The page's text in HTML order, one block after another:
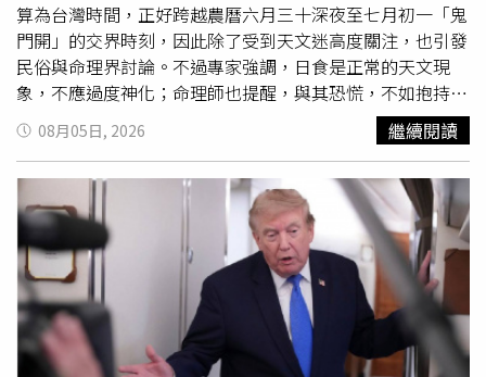
／綜藝玩很大提供）
算為台灣時間，正好跨越農曆六月三十深夜至七月初一「鬼
門開」的交界時刻，因此除了受到天文迷高度關注，也引發
民俗與命理界討論。不過專家強調，日食是正常的天文現
象，不應過度神化；命理師也提醒，與其恐慌，不如抱持
「敬天慎行，修德祈安」的心態看待。今年日全食恰逢台灣
鬼門開時段，引發民俗討論，命理師呼籲以平常心面對。根
據法新社、美國國家航空暨太空總署（NASA）及中央氣象
署資料，日食是月球運行至太陽與地球之間，將陰影投射到
地球表面所形成的自然天文現象；當月球完全遮住太陽時，
即形成日全食。屆時，天空會迅速變暗，周遭光線宛如黃昏
甚至黑夜，氣溫可能短暫下降，地面陰影方向也會出現和平
時不同的變化，部分鳥類、昆蟲等動物甚至可能誤以為夜晚
來臨而停止活動或返回巢穴。古代不少文明因不了解日食成
因，曾將它視為神明示警、世界末日前兆或重大災變的象
08月05日, 2026 繼續閱讀